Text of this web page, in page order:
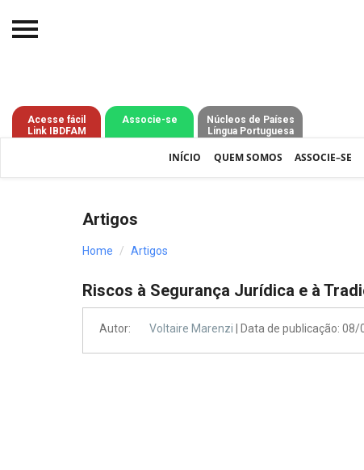
Acesse fácil
Link IBDFAM
Associe-se
Núcleos de Países
Língua Portuguesa
INÍCIO QUEM SOMOS ASSOCIE–SE
O IBDFAM
Notícias
Processos - IBDFAM
Artigos
Home Artigos
Riscos à Segurança Jurídica e à
Autor: Voltaire Marenzi | Data de publicação: